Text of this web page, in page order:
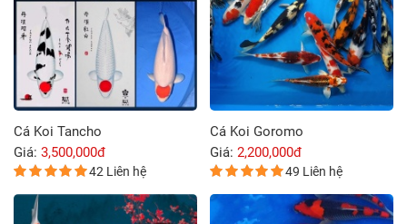
Cá Koi Tancho
Giá: 3,500,000đ
42 Liên hệ
Cá Koi Goromo
Giá: 2,200,000đ
49 Liên hệ